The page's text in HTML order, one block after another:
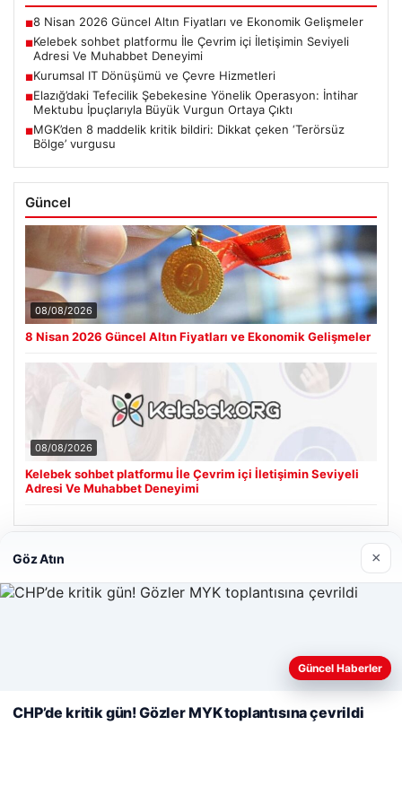
■8 Nisan 2026 Güncel Altın Fiyatları ve Ekonomik Gelişmeler
■Kelebek sohbet platformu İle Çevrim içi İletişimin Seviyeli
Adresi Ve Muhabbet Deneyimi
■Kurumsal IT Dönüşümü ve Çevre Hizmetleri
■Elazığ’daki Tefecilik Şebekesine Yönelik Operasyon: İntihar
Mektubu İpuçlarıyla Büyük Vurgun Ortaya Çıktı
■MGK’den 8 maddelik kritik bildiri: Dikkat çeken ‘Terörsüz
Bölge’ vurgusu
Güncel
08/08/2026
8 Nisan 2026 Güncel Altın Fiyatları ve Ekonomik Gelişmeler
08/08/2026
Kelebek sohbet platformu İle Çevrim içi İletişimin Seviyeli
Adresi Ve Muhabbet Deneyimi
Son Eklenen Firmalar
Cengiz Sigorta
deneyiminizi kişiselleştirmek ve geliştirmek amacıyla çerezler
Reddet Kabul Et
Göz Atın ×
Güncel Haberler
CHP’de kritik gün! Gözler MYK toplantısına çevrildi